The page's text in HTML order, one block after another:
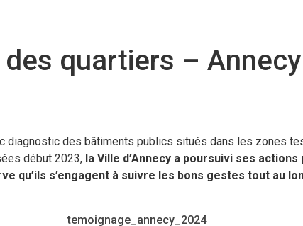
quartiers –
des bâtiments publics situés dans les zones
début 2023, la Ville d’Annecy a poursuivi ses
qu’ils s’engagent à suivre les bons gestes tout au